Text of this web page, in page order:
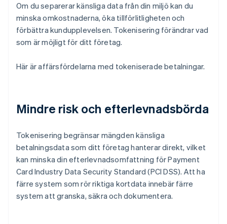
Om du separerar känsliga data från din miljö kan du
minska omkostnaderna, öka tillförlitligheten och
förbättra kundupplevelsen. Tokenisering förändrar vad
som är möjligt för ditt företag.
Här är affärsfördelarna med tokeniserade betalningar.
Mindre risk och efterlevnadsbörda
Tokenisering begränsar mängden känsliga
betalningsdata som ditt företag hanterar direkt, vilket
kan minska din efterlevnadsomfattning för Payment
Card Industry Data Security Standard (PCI DSS). Att ha
färre system som rör riktiga kortdata innebär färre
system att granska, säkra och dokumentera.